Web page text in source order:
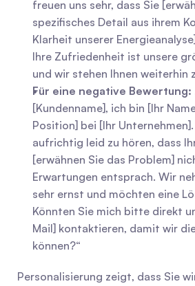
freuen uns sehr, dass Sie
spezifisches Detail aus ihrem
Klarheit unserer
Ihre Zufriedenheit ist unsere
und wir stehen Ihnen weiterhin
Für eine negative Bewertung:
[Kundenname], ich bin [Ihr
Position] bei [Ihr
aufrichtig leid zu hören, dass
[erwähnen Sie das Problem]
Erwartungen entsprach. Wir
sehr ernst und möchten eine
Könnten Sie mich bitte direkt
Mail] kontaktieren, damit wir
können?“
Personalisierung zeigt, dass Sie